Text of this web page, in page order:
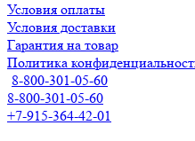
Условия оплаты
Условия доставки
Гарантия на товар
Политика
8-800-301-05-60
8-800-301-05-60
+7-915-364-42-01